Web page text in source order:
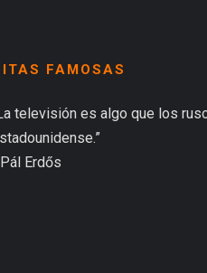
FAMOSAS
televisión es algo que los
Erdős